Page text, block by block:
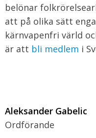
belönar
att på olika sätt
kärnvapenfri värld
är att bli medlem i
Aleksander Gabelic
Ordförande